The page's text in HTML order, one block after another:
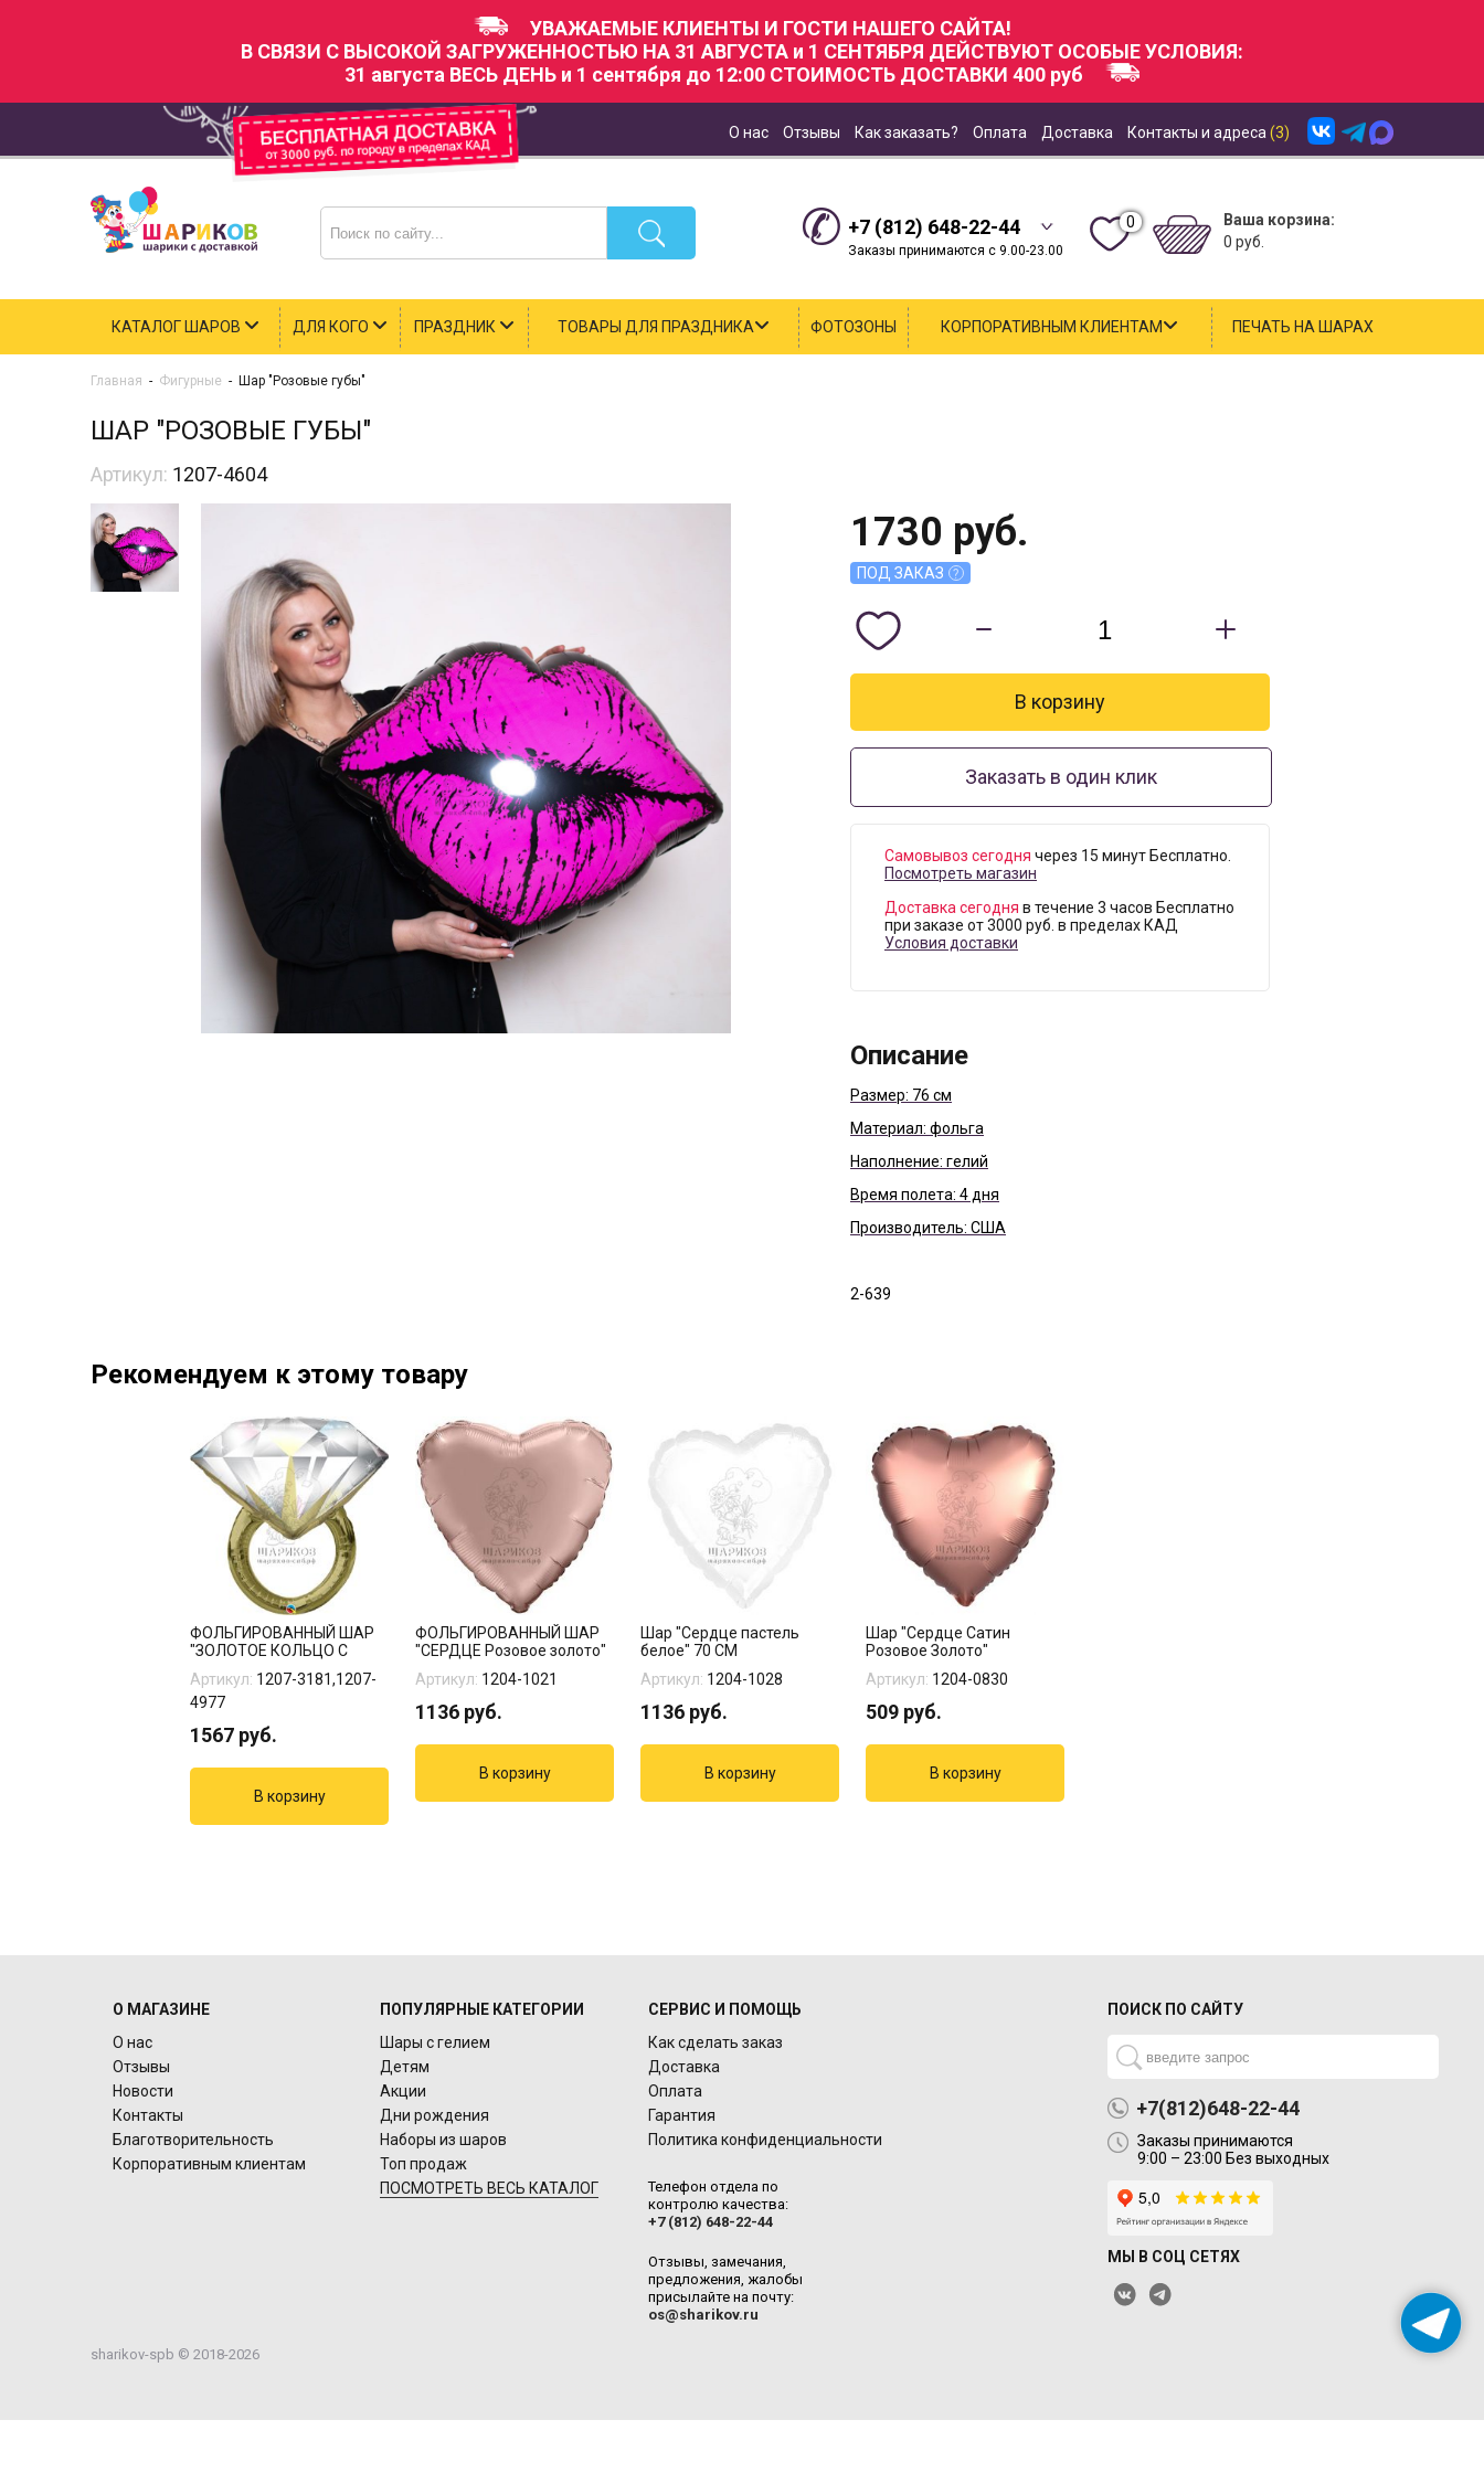
УВАЖАЕМЫЕ КЛИЕНТЫ И ГОСТИ НАШЕГО САЙТА!
В СВЯЗИ С ВЫСОКОЙ ЗАГРУЖЕННОСТЬЮ НА 31 АВГУСТА и 1 СЕНТЯБРЯ ДЕЙСТВУЮТ ОСОБЫЕ УСЛОВИЯ:
31 августа ВЕСЬ ДЕНЬ и 1 сентября до 12:00 СТОИМОСТЬ ДОСТАВКИ 400 руб
О нас Отзывы Как заказать? Оплата Доставка Контакты и адреса (3)
+7 (812) 648-22-44
Заказы принимаются с 9.00-23.00
0
Ваша корзина:
0 руб.
КАТАЛОГ ШАРОВ ДЛЯ КОГО ПРАЗДНИК ТОВАРЫ ДЛЯ ПРАЗДНИКА ФОТОЗОНЫ КОРПОРАТИВНЫМ КЛИЕНТАМ ПЕЧАТЬ НА ШАРАХ
Главная - Фигурные - Шар "Розовые губы"
ШАР "РОЗОВЫЕ ГУБЫ"
Артикул: 1207-4604
1730 руб.
ПОД ЗАКАЗ
Заказать в один клик
Самовывоз сегодня через 15 минут Бесплатно.
Посмотреть магазин
Доставка сегодня в течение 3 часов Бесплатно
при заказе от 3000 руб. в пределах КАД
Условия доставки
Описание
Размер: 76 см
Материал: фольга
Наполнение: гелий
Время полета: 4 дня
Производитель: США
2-639
Рекомендуем к этому товару
ФОЛЬГИРОВАННЫЙ ШАР
"ЗОЛОТОЕ КОЛЬЦО С
Артикул: 1207-3181,1207-
4977
1567 руб.
ФОЛЬГИРОВАННЫЙ ШАР
"СЕРДЦЕ Розовое золото"
Артикул: 1204-1021
1136 руб.
Шар "Сердце пастель
белое" 70 СМ
Артикул: 1204-1028
1136 руб.
Шар "Сердце Сатин
Розовое Золото"
Артикул: 1204-0830
509 руб.
О МАГАЗИНЕ
О нас
Отзывы
Новости
Контакты
Благотворительность
Корпоративным клиентам
ПОПУЛЯРНЫЕ КАТЕГОРИИ
Шары с гелием
Детям
Акции
Дни рождения
Наборы из шаров
Топ продаж
ПОСМОТРЕТЬ ВЕСЬ КАТАЛОГ
СЕРВИС И ПОМОЩЬ
Как сделать заказ
Доставка
Оплата
Гарантия
Политика конфиденциальности
Телефон отдела по
контролю качества:
+7 (812) 648-22-44
Отзывы, замечания,
предложения, жалобы
присылайте на почту:
os@sharikov.ru
ПОИСК ПО САЙТУ
+7(812)648-22-44
Заказы принимаются
9:00 – 23:00 Без выходных
МЫ В СОЦ СЕТЯХ
sharikov-spb © 2018-2026